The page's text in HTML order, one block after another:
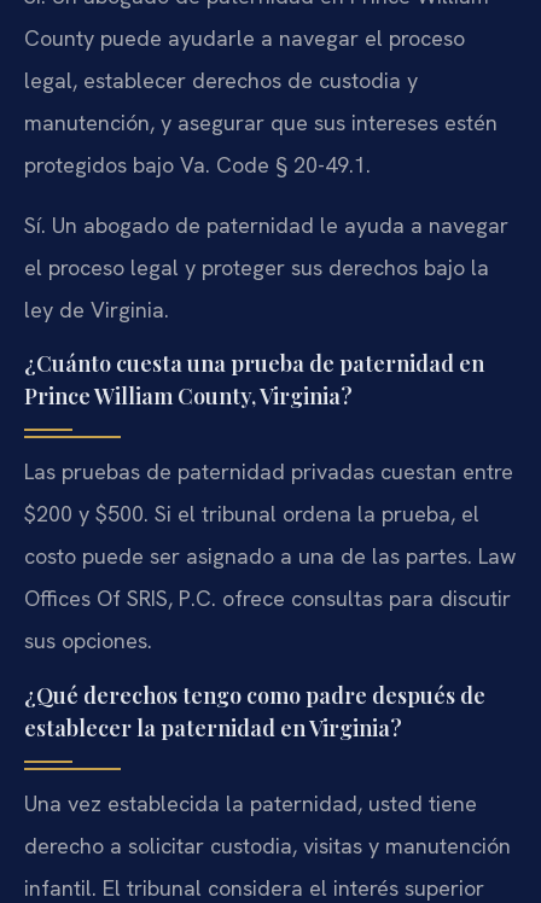
County puede ayudarle a navegar el proceso
legal, establecer derechos de custodia y
manutención, y asegurar que sus intereses estén
protegidos bajo Va. Code § 20-49.1.
Sí. Un abogado de paternidad le ayuda a navegar
el proceso legal y proteger sus derechos bajo la
ley de Virginia.
¿Cuánto cuesta una prueba de paternidad en
Prince William County, Virginia?
Las pruebas de paternidad privadas cuestan entre
$200 y $500. Si el tribunal ordena la prueba, el
costo puede ser asignado a una de las partes. Law
Offices Of SRIS, P.C. ofrece consultas para discutir
sus opciones.
¿Qué derechos tengo como padre después de
establecer la paternidad en Virginia?
Una vez establecida la paternidad, usted tiene
derecho a solicitar custodia, visitas y manutención
infantil. El tribunal considera el interés superior